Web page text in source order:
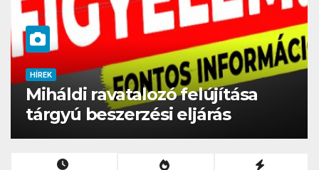
HÍREK
Tájékoztató iskola és óvóda
kezdési támogatásokról 2026